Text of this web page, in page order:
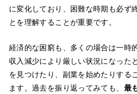
に変化しており、困難な時期も必ず
とを理解することが重要です。
経済的な困窮も、多くの場合は一時
収入減少により厳しい状況になった
を見つけたり、副業を始めたりする
ます。過去を振り返ってみても、 最